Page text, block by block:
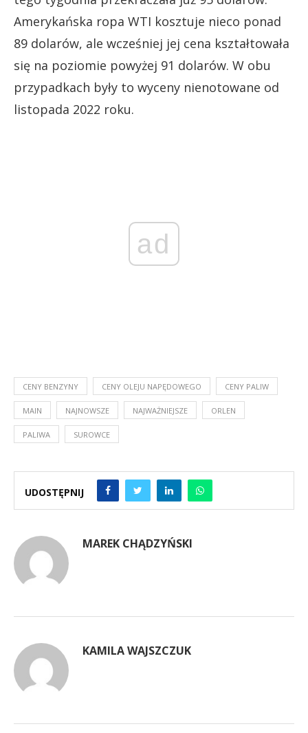
Amerykańska ropa WTI kosztuje nieco ponad
89 dolarów, ale wcześniej jej cena kształtowała
się na poziomie powyżej 91 dolarów. W obu
przypadkach były to wyceny nienotowane od
listopada 2022 roku.
ad
CENY BENZYNY CENY OLEJU NAPĘDOWEGO CENY PALIW
MAIN NAJNOWSZE NAJWAŻNIEJSZE ORLEN
PALIWA SUROWCE
UDOSTĘPNIJ
MAREK CHĄDZYŃSKI
KAMILA WAJSZCZUK